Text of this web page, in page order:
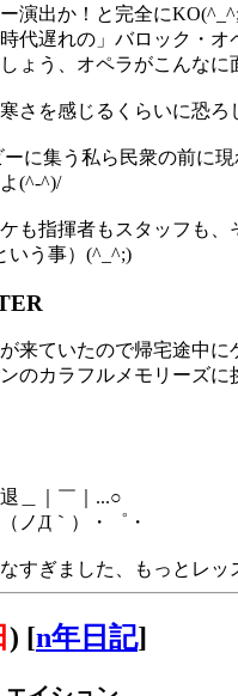
演出か！と完全に
代遅れの」バロック・
ょう、オペラがこんな
さを感じるくらいに恐
に集う私ら民衆の前に
(^-^)/
も指揮者もスタッフも
いう事）(^_^;)
来ていたので帰宅途中に
のカラフルメモリーズに
＿｜￣｜...○
ノД｀）・゜・
すぎました、もっとレッ
) [n年日記]